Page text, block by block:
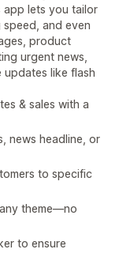
app lets you tailor
and even
product
urgent news,
updates like flash
& sales with a
news headline, or
to specific
theme—no
to ensure